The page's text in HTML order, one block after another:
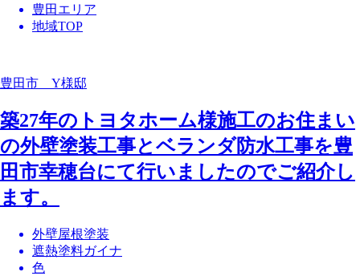
豊田エリア
地域TOP
豊田市 Y様邸
築27年のトヨタホーム様施工のお住まい
の外壁塗装工事とベランダ防水工事を豊
田市幸穂台にて行いましたのでご紹介し
ます。
外壁屋根塗装
遮熱塗料ガイナ
色